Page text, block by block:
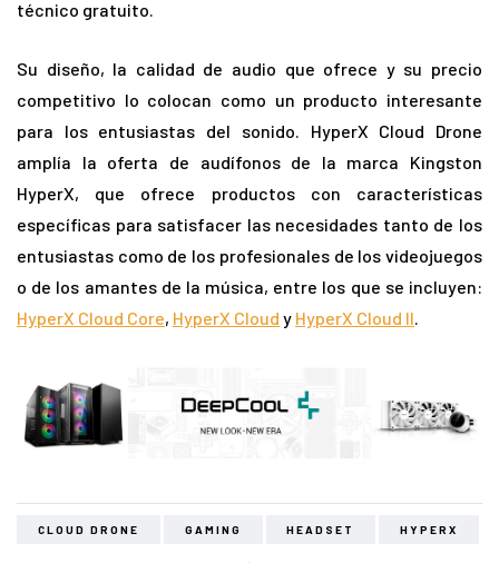
técnico gratuito.
Su diseño, la calidad de audio que ofrece y su precio
competitivo lo colocan como un producto interesante
para los entusiastas del sonido. HyperX Cloud Drone
amplía la oferta de audífonos de la marca Kingston
HyperX, que ofrece productos con características
específicas para satisfacer las necesidades tanto de los
entusiastas como de los profesionales de los videojuegos
o de los amantes de la música, entre los que se incluyen:
HyperX Cloud Core, HyperX Cloud y HyperX Cloud II
CLOUD DRONE GAMING HEADSET HYPERX